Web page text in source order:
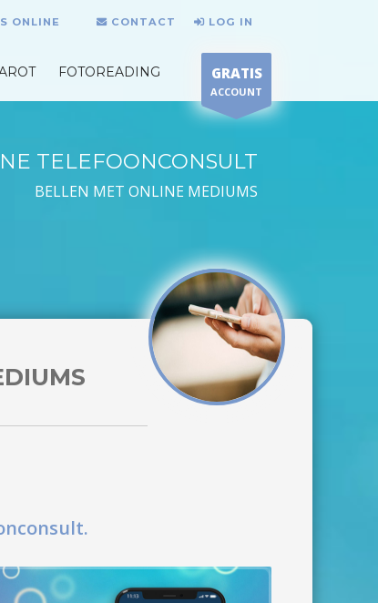
ONLINE CONTACT LOG IN
FOTOREADING GRATIS
ACCOUNT
TELEFOONCONSULT
BELLEN MET ONLINE MEDIUMS